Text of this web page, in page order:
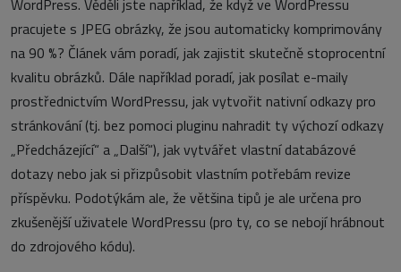
WordPress. Věděli jste například, že když ve WordPressu
pracujete s JPEG obrázky, že jsou automaticky komprimovány
na 90 %? Článek vám poradí, jak zajistit skutečně stoprocentní
kvalitu obrázků. Dále například poradí, jak posílat e-maily
prostřednictvím WordPressu, jak vytvořit nativní odkazy pro
stránkování (tj. bez pomoci pluginu nahradit ty výchozí odkazy
„Předcházející“ a „Další“), jak vytvářet vlastní databázové
dotazy nebo jak si přizpůsobit vlastním potřebám revize
příspěvku. Podotýkám ale, že většina tipů je ale určena pro
zkušenější uživatele WordPressu (pro ty, co se nebojí hrábnout
do zdrojového kódu).